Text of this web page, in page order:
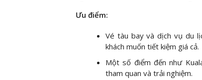
Ưu điểm:
Vé tàu bay và dịch vụ du
khách muốn tiết kiệm giá cả.
Một số điểm đến như
tham quan và trải nghiệm.